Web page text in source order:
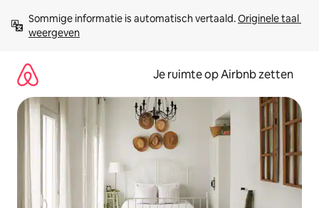
direct
naar
Sommige informatie is automatisch vertaald. Originele taal
weergeven
Je ruimte op Airbnb zetten